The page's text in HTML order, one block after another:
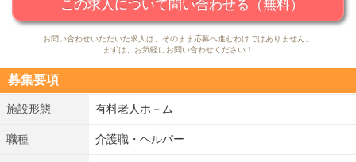
給は1250円スタートでなので、はじめからしっかり稼ぐ
ことができます。また、フルタイムでの活躍も可能なの
で、やりがいを感じやすい環境です。未経験の方やブラン
め、自身を持って現場に立つことができます。融通のきき
やすいシフト制なので、プライベートも安心です！
この求人について問い合わせる（無料）
お問い合わせいただいた求人は、そのまま応募へ進むわけではありません。
まずは、お気軽にお問い合わせください！
募集要項
施設形態 有料老人ホ－ム
職種 介護職・ヘルパー